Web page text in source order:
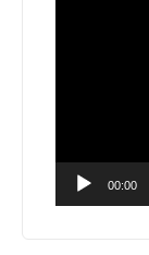
00:00